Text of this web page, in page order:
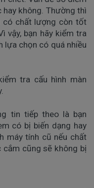
không. Thường thì
có chất lượng còn tốt
vậy, bạn hãy kiểm tra
lựa chọn có quá nhiều
tra cấu hình màn
tin tiếp theo là bạn
có bị biến dạng hay
máy tính cũ nếu chất
cũng sẽ không bị